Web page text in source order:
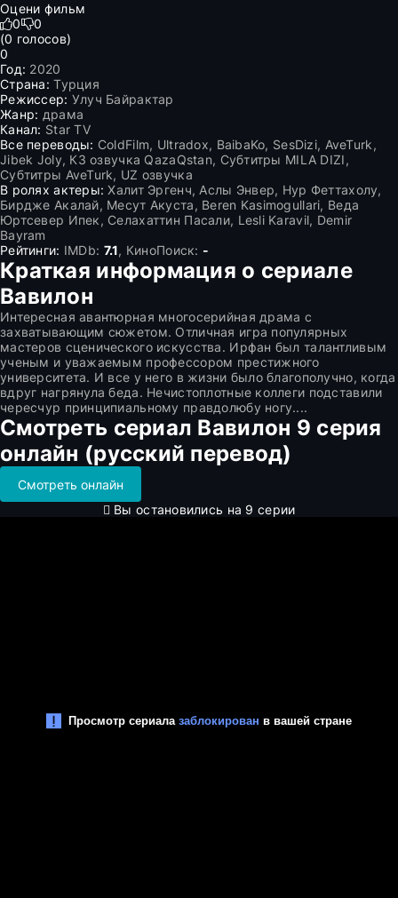
Оцени фильм
0
0
(0 голосов)
0
Год: 2020
Страна: Турция
Режиссер: Улуч Байрактар
Жанр: драма
Канал: Star TV
Все переводы: ColdFilm, Ultradox, BaibaKo, SesDizi, AveTurk,
Jibek Joly, КЗ озвучка QazaQstan, Субтитры MILA DIZI,
Субтитры AveTurk, UZ озвучка
В ролях актеры: Халит Эргенч, Аслы Энвер, Нур Феттахолу,
Бирдже Акалай, Месут Акуста, Beren Kasimogullari, Веда
Юртсевер Ипек, Селахаттин Пасали, Lesli Karavil, Demir
Bayram
Рейтинги: IMDb: 7.1, КиноПоиск: -
Краткая информация о сериале
Вавилон
Интересная авантюрная многосерийная драма с
захватывающим сюжетом. Отличная игра популярных
мастеров сценического искусства. Ирфан был талантливым
ученым и уважаемым профессором престижного
университета. И все у него в жизни было благополучно, когда
вдруг нагрянула беда. Нечистоплотные коллеги подставили
чересчур принципиальному правдолюбу ногу....
Смотреть сериал Вавилон 9 серия
онлайн (русский перевод)
Смотреть онлайн
Вы остановились на 9 серии